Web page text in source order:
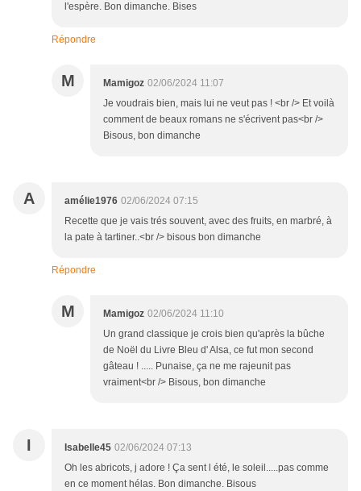
l'espère. Bon dimanche. Bises
Répondre
M Mamigoz 02/06/2024 11:07
Je voudrais bien, mais lui ne veut pas ! <br /> Et voilà
comment de beaux romans ne s'écrivent pas<br />
Bisous, bon dimanche
A amélie1976 02/06/2024 07:15
Recette que je vais trés souvent, avec des fruits, en marbré, à
la pate à tartiner..<br /> bisous bon dimanche
Répondre
M Mamigoz 02/06/2024 11:10
Un grand classique je crois bien qu'après la bûche
de Noël du Livre Bleu d' Alsa, ce fut mon second
gâteau ! ..... Punaise, ça ne me rajeunit pas
vraiment<br /> Bisous, bon dimanche
I Isabelle45 02/06/2024 07:13
Oh les abricots, j adore ! Ça sent l été, le soleil.....pas comme
en ce moment hélas. Bon dimanche. Bisous